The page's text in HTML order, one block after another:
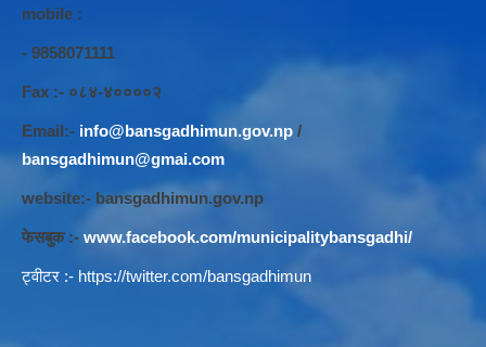
mobile :
- 9858071111
Fax :- ०८४-४००००२
Email:- info@bansgadhimun.gov.np /
bansgadhimun@gmai.com
website:- bansgadhimun.gov.np
फेसबुक :- www.facebook.com/municipalitybansgadhi/
ट्वीटर :- https://twitter.com/bansgadhimun